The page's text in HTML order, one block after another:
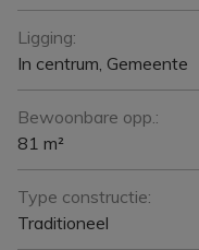
Ligging:
In centrum, Gemeente
Bewoonbare opp.:
81 m²
Type constructie:
Traditioneel